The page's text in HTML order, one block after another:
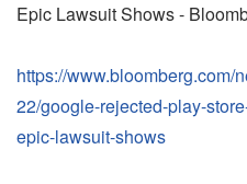
Epic Lawsuit Shows -
https://www.bloomberg.com/
22/google-rejected-play-
epic-lawsuit-shows